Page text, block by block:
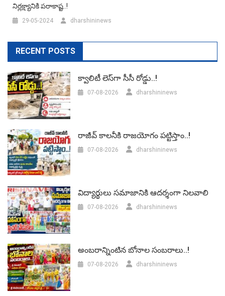
నిర్లక్ష్యానికి పరాకాష్ట..!
29-05-2024 dharshininews
RECENT POSTS
క్వాలిటీ లెస్‌గా సీసీ రోడ్డు..!
07-08-2026 dharshininews
రాజీవ్ కాలనీకి రాజయోగం పట్టిస్తాం..!
07-08-2026 dharshininews
విద్యార్థులు సమాజానికి ఆదర్శంగా నిలవాలి
07-08-2026 dharshininews
అంబరాన్నింటిన బోనాల సంబరాలు..!
07-08-2026 dharshininews